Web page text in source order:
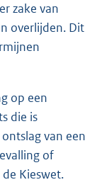
zake van
overlijden. Dit
op een
die is
van een
of
Kieswet.